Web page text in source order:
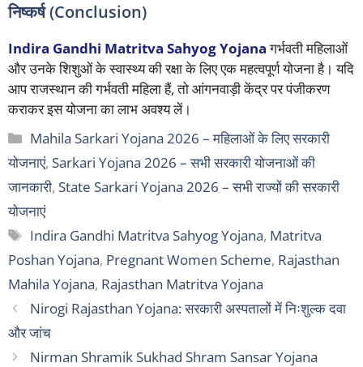
निष्कर्ष (Conclusion)
Indira Gandhi Matritva Sahyog Yojanaगर्भवती महिलाओं
और उनके शिशुओं के स्वास्थ्य की रक्षा के लिए एक महत्वपूर्ण योजना है। यदि
आप राजस्थान की गर्भवती महिला हैं, तो आंगनवाड़ी केंद्र पर पंजीकरण
कराकर इस योजना का लाभ अवश्य लें।
Categories
Mahila Sarkari Yojana 2026 – महिलाओं के लिए सरकारी
योजनाएं, Sarkari Yojana 2026 – सभी सरकारी योजनाओं की
जानकारी, State Sarkari Yojana 2026 – सभी राज्यों की सरकारी
योजनाएं
Tags
Indira Gandhi Matritva Sahyog Yojana, Matritva
Poshan Yojana, Pregnant Women Scheme, Rajasthan
Mahila Yojana, Rajasthan Matritva Yojana
Nirogi Rajasthan Yojana: सरकारी अस्पतालों में निःशुल्क दवा
और जांच
Nirman Shramik Sukhad Shram Sansar Yojana